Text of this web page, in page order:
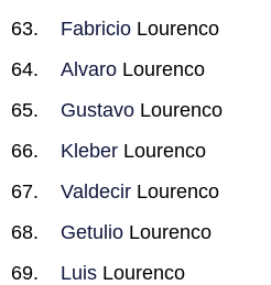
Fabricio Lourenco
Alvaro Lourenco
Gustavo Lourenco
Kleber Lourenco
Valdecir Lourenco
Getulio Lourenco
Luis Lourenco